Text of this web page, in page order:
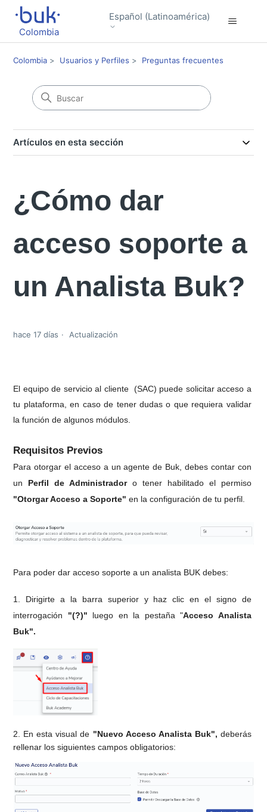
Colombia
Español (Latinoamérica)
Colombia Usuarios y Perfiles Preguntas frecuentes
Artículos en esta sección
¿Cómo dar
acceso soporte a
un Analista Buk?
hace 17 días Actualización
El equipo de servicio al cliente  (SAC) puede solicitar acceso a
tu plataforma, en caso de tener dudas o que requiera validar
la función de algunos módulos.
Requisitos Previos
Para otorgar el acceso a un agente de Buk, debes contar con
un Perfil de Administrador o tener habilitado el permiso
"Otorgar Acceso a Soporte" en la configuración de tu perfil.
Para poder dar acceso soporte a un analista BUK debes:
1. Dirigirte a la barra superior y haz clic en el signo de
interrogación "(?)" luego en la pestaña "Acceso Analista
Buk".
2. En esta visual de "Nuevo Acceso Analista Buk", deberás
rellenar los siguientes campos obligatorios: